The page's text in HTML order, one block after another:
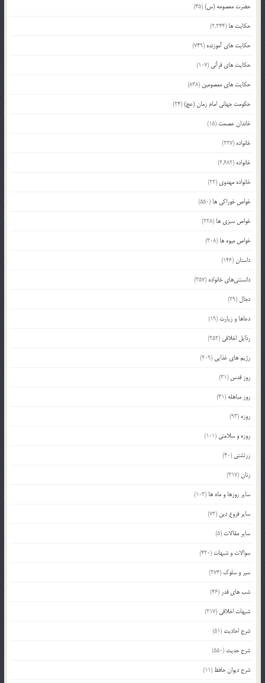
حضرت معصومه (س)(45)
حکایت ها (2,244)
حکایت های آموزنده (749)
حکایت های قرآنی (107)
حکایت های معصومین (838)
حکومت جهانی امام زمان (عج)(24)
خاندان عصمت (15)
خانواده (227)
خانواده (2,682)
خانواده مهدوی (22)
خواص خوراکی ها (550)
خواص سبزی ها (228)
خواص میوه ها (308)
داستان(146)
دانستنی‌های خانواده (357)
دجال (29)
دعاها و زیارت (19)
رذایل اخلاقی (252)
رژیم های غذایی (209)
روز قدس (31)
روز مباهله (41)
روزه (93)
روزه و سلامتی (101)
زرتشتی (40)
زنان(317)
سایر روزها و ماه ها (103)
سایر فروع دین (72)
سایر مقالات (5)
سوالات و شبهات (420)
سیر و سلوک (274)
شب های قدر (46)
شبهات اخلاقی (217)
شرح احادیث (51)
شرح حدیث (550)
شرح دیوان حافظ (11)